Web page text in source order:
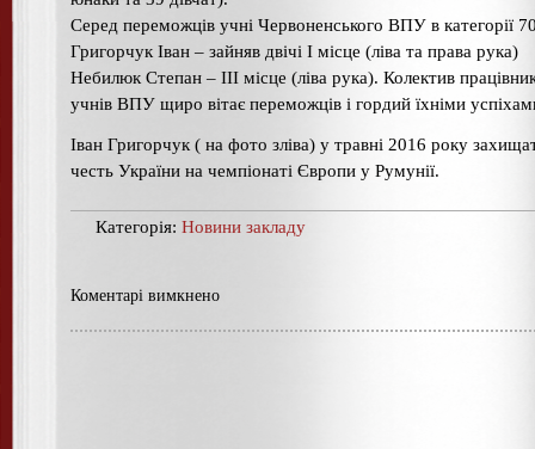
Серед переможців учні Червоненського ВПУ в категорії
Григорчук Іван – зайняв двічі І місце (ліва та права рука)
Небилюк Степан – ІІІ місце (ліва рука). Колектив
учнів ВПУ щиро вітає переможців і гордий їхніми
Іван Григорчук ( на фото зліва) у травні 2016 року
честь України на чемпіонаті Європи у Румунії.
Категорія: Новини закладу
Коментарі вимкнено